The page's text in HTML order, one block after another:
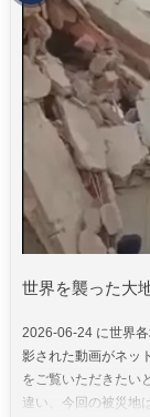
世界を襲った大
2026-06-24 に世界
影された動画がネッ
をご覧いただきたい
違い、今回の被災地